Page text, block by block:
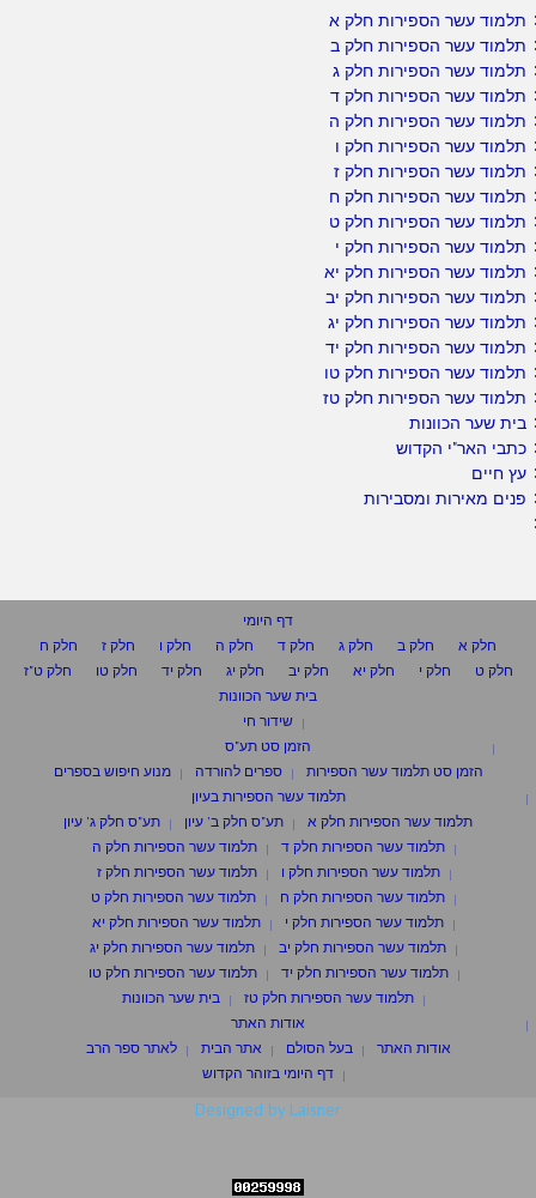
תלמוד עשר הספירות חלק א
תלמוד עשר הספירות חלק ב
תלמוד עשר הספירות חלק ג
תלמוד עשר הספירות חלק ד
תלמוד עשר הספירות חלק ה
תלמוד עשר הספירות חלק ו
תלמוד עשר הספירות חלק ז
תלמוד עשר הספירות חלק ח
תלמוד עשר הספירות חלק ט
תלמוד עשר הספירות חלק י
תלמוד עשר הספירות חלק יא
תלמוד עשר הספירות חלק יב
תלמוד עשר הספירות חלק יג
תלמוד עשר הספירות חלק יד
תלמוד עשר הספירות חלק טו
תלמוד עשר הספירות חלק טז
בית שער הכוונות
כתבי האר"י הקדוש
עץ חיים
פנים מאירות ומסבירות
דף היומי
חלק א
חלק ב חלק ג חלק ד חלק ה חלק ו חלק ז
חלק ח
חלק ט
חלק י חלק יא חלק יב חלק יג חלק יד חלק טו
חלק ט"ז
בית שער הכוונות
שידור חי
הזמן סט תע"ס
הזמן סט תלמוד עשר הספירות
ספרים להורדה
מנוע חיפוש בספרים
תלמוד עשר הספירות בעיון
תלמוד עשר הספירות חלק א
תע"ס חלק ב' עיון
תע"ס חלק ג' עיון
תלמוד עשר הספירות חלק ד
תלמוד עשר הספירות חלק ה
תלמוד עשר הספירות חלק ו
תלמוד עשר הספירות חלק ז
תלמוד עשר הספירות חלק ח
תלמוד עשר הספירות חלק ט
תלמוד עשר הספירות חלק י
תלמוד עשר הספירות חלק יא
תלמוד עשר הספירות חלק יב
תלמוד עשר הספירות חלק יג
תלמוד עשר הספירות חלק יד
תלמוד עשר הספירות חלק טו
תלמוד עשר הספירות חלק טז
בית שער הכוונות
אודות האתר
אודות האתר
בעל הסולם אתר הבית
לאתר ספר הרב
דף היומי בזוהר הקדוש
Designed by Laisner